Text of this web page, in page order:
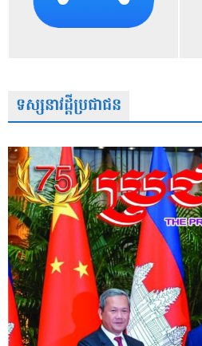
ទស្សនាវដ្តីប្រជាជន